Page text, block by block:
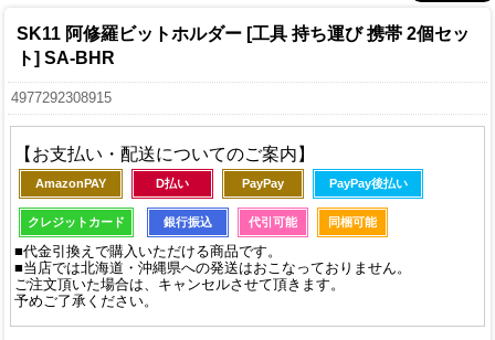
SK11 阿修羅ビットホルダー [工具 持ち運び 携帯 2個セッ
ト] SA-BHR
4977292308915
【お支払い・配送についてのご案内】
AmazonPAY D払い PayPay PayPay後払い
クレジットカード 銀行振込 代引可能 同梱可能
■代金引換えで購入いただける商品です。
■当店では北海道・沖縄県への発送はおこなっておりません。
ご注文頂いた場合は、キャンセルさせて頂きます。
予めご了承ください。